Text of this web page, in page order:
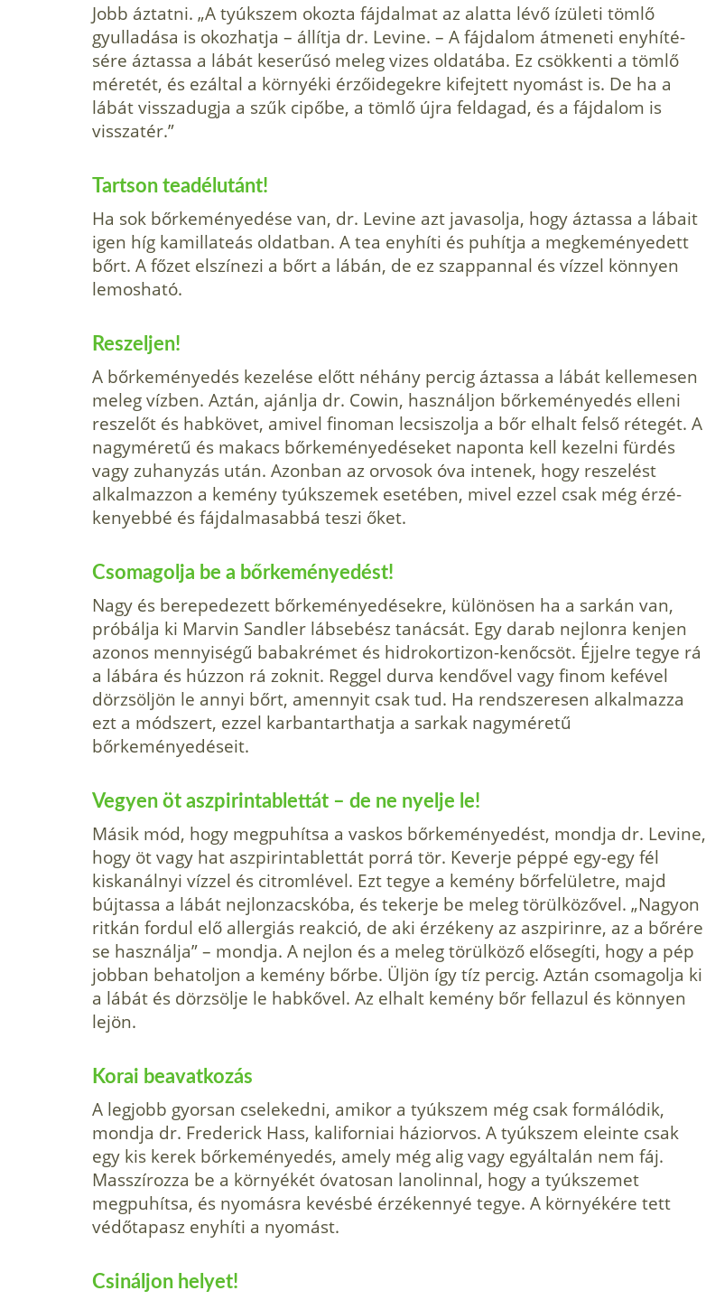
Jobb áztatni. „A tyúkszem okozta fájdalmat az alatta lévő ízületi töm­lő
gyulladása is okozhatja – állítja dr. Levine. – A fájdalom átmeneti enyhíté­
sére áztassa a lábát keserűsó meleg vizes oldatába. Ez csökkenti a tömlő
mére­tét, és ezáltal a környéki érzőidegekre kifejtett nyomást is. De ha a
lábát visszadugja a szűk cipőbe, a tömlő újra feldagad, és a fájdalom is
visszatér.”
Tartson teadélutánt!
Ha sok bőrkeményedése van, dr. Levine azt javasolja, hogy áztassa a lábait
igen híg kamillateás oldatban. A tea enyhíti és puhítja a megkeményedett
bőrt. A főzet elszínezi a bőrt a lábán, de ez szappan­nal és vízzel könnyen
lemosható.
Reszeljen!
A bőrkeményedés kezelése előtt néhány percig áztassa a lábát kellemesen
meleg vízben. Aztán, ajánlja dr. Cowin, használjon bőrke­ményedés elleni
reszelőt és habkövet, amivel finoman lecsiszolja a bőr elhalt felső rétegét. A
nagyméretű és makacs bőrkeményedéseket naponta kell kezel­ni fürdés
vagy zuhanyzás után. Azonban az orvosok óva intenek, hogy resze­lést
alkalmazzon a kemény tyúkszemek esetében, mivel ezzel csak még érzé­
kenyebbé és fájdalmasabbá teszi őket.
Csomagolja be a bőrkeményedést!
Nagy és berepedezett bőrkeményedésekre, különösen ha a sarkán van,
próbálja ki Marvin Sandler láb­sebész tanácsát. Egy darab nejlonra kenjen
azonos mennyiségű babakrémet és hidrokortizon-kenőcsöt. Éjjelre tegye rá
a lábára és húzzon rá zoknit. Reggel durva kendővel vagy finom kefével
dörzsöljön le annyi bőrt, amennyit csak tud. Ha rendszeresen alkalmazza
ezt a módszert, ezzel karbantarthatja a sarkak nagyméretű
bőrkeményedéseit.
Vegyen öt aszpirintablettát – de ne nyelje le!
Másik mód, hogy megpuhítsa a vaskos bőrkeményedést, mondja dr. Levine,
hogy öt vagy hat aszpirintablettát porrá tör. Keverje péppé egy-egy fél
kiskanálnyi víz­zel és citromlével. Ezt tegye a kemény bőrfelületre, majd
bújtassa a lábát nejlon­zacskóba, és tekerje be meleg törülközővel. „Nagyon
ritkán fordul elő allergi­ás reakció, de aki érzékeny az aszpirinre, az a bőrére
se használja” – mondja. A nejlon és a meleg törülköző elősegíti, hogy a pép
jobban behatoljon a kemény bőrbe. Üljön így tíz percig. Aztán csomagolja ki
a lábát és dörzsölje le habkő­vel. Az elhalt kemény bőr fellazul és könnyen
lejön.
Korai beavatkozás
A legjobb gyorsan cselekedni, amikor a tyúk­szem még csak formálódik,
mondja dr. Frederick Hass, kaliforniai háziorvos. A tyúkszem eleinte csak
egy kis kerek bőrkeményedés, amely még alig vagy egyáltalán nem fáj.
Masszírozza be a környékét óvatosan lanolinnal, hogy a tyúkszemet
megpuhítsa, és nyomásra kevésbé érzékennyé tegye. A környé­kére tett
védőtapasz enyhíti a nyomást.
Csináljon helyet!